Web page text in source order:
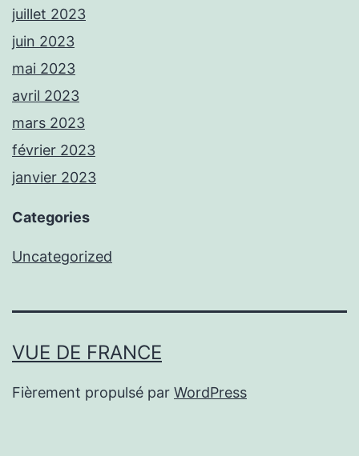
juillet 2023
juin 2023
mai 2023
avril 2023
mars 2023
février 2023
janvier 2023
Categories
Uncategorized
VUE DE FRANCE
Fièrement propulsé par WordPress